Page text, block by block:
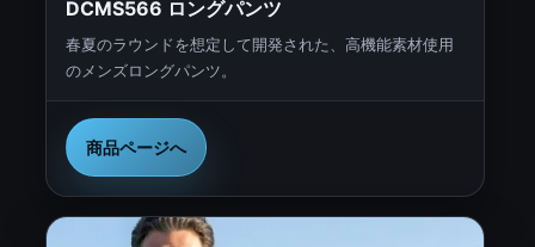
DCMS566 ロングパンツ
春夏のラウンドを想定して開発された、高機能素材使用
のメンズロングパンツ。
商品ページへ